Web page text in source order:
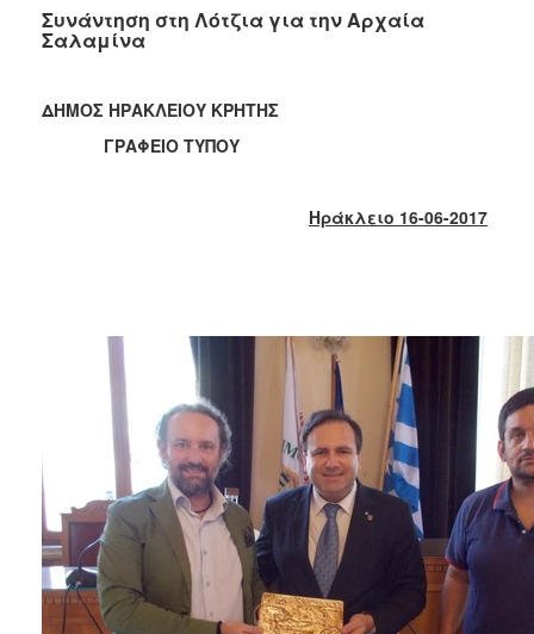
2022
2021
2019
2018
2012
2011
2010
2006
ΤΟΠΟΣ
Συνάντηση στη Λότζια για την Αρχαία
Σαλαμίνα
ΔΗΜΟΣ ΗΡΑΚΛΕΙΟΥ ΚΡΗΤΗΣ
ΓΡΑΦΕΙΟ ΤΥΠΟΥ
Ηράκλειο 16-06-2017